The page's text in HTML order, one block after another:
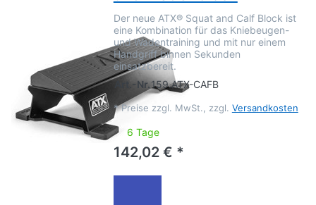
Der neue ATX® Squat and Calf Block ist
eine Kombination für das Kniebeugen-
und Wadentraining und mit nur einem
Handgriff binnen Sekunden
einsatzbereit.
Art.-Nr.159.ATX-CAFB
* Preise zzgl. MwSt., zzgl. Versandkosten
6 Tage
142,02 € *